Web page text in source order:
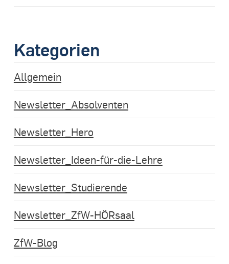
Kategorien
Allgemein
Newsletter_Absolventen
Newsletter_Hero
Newsletter_Ideen-für-die-Lehre
Newsletter_Studierende
Newsletter_ZfW-HÖRsaal
ZfW-Blog